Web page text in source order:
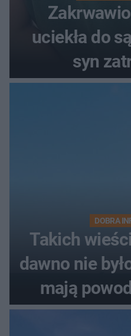
uciekła do
syn
DOBRA
Takich
dawno nie
mają